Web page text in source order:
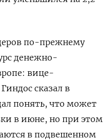
по-прежнему
денежно-
вице-
сказал в
понять, что может
в июне, но при этом
в подвешенном